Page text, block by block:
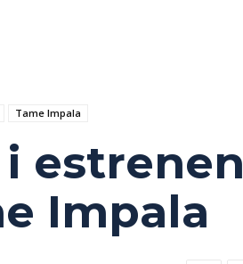
Tame Impala
estrenen
Impala